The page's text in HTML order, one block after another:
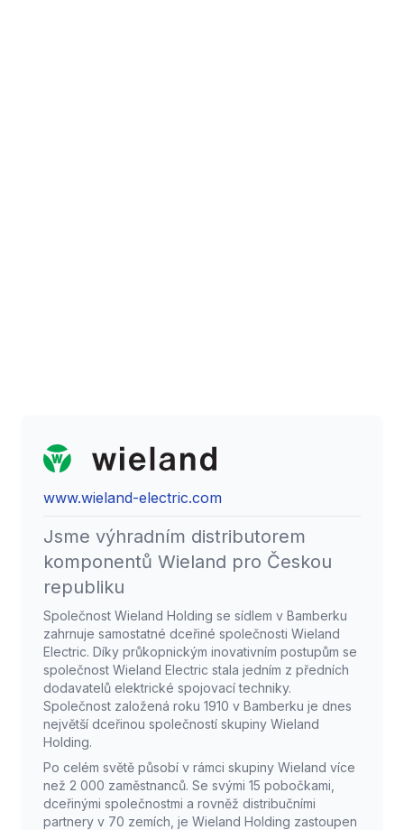
www.wieland-electric.com
Jsme výhradním distributorem
komponentů Wieland pro Českou
republiku
Společnost Wieland Holding se sídlem v Bamberku
zahrnuje samostatné dceřiné společnosti Wieland
Electric. Díky průkopnickým inovativním postupům se
společnost Wieland Electric stala jedním z předních
dodavatelů elektrické spojovací techniky.
Společnost založená roku 1910 v Bamberku je dnes
největší dceřinou společností skupiny Wieland
Holding.
Po celém světě působí v rámci skupiny Wieland více
než 2 000 zaměstnanců. Se svými 15 pobočkami,
dceřinými společnostmi a rovněž distribučními
partnery v 70 zemích, je Wieland Holding zastoupen